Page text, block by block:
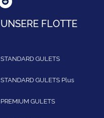
UNSERE FLOTTE
STANDARD GULETS
STANDARD GULETS Plus
PREMIUM GULETS